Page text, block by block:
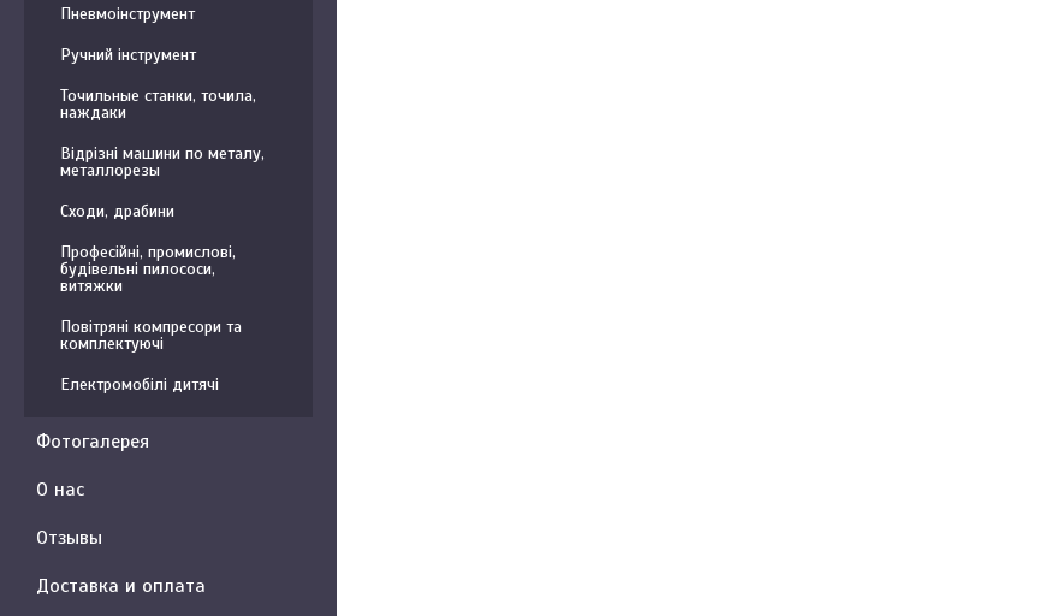
Пневмоінструмент
Ручний інструмент
Точильные станки, точила,
наждаки
Відрізні машини по металу,
металлорезы
Сходи, драбини
Професійні, промислові,
будівельні пилососи,
витяжки
Повітряні компресори та
комплектуючі
Електромобілі дитячі
Фотогалерея
О нас
Отзывы
Доставка и оплата